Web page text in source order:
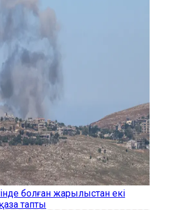
болған жарылыстан екі
тапты